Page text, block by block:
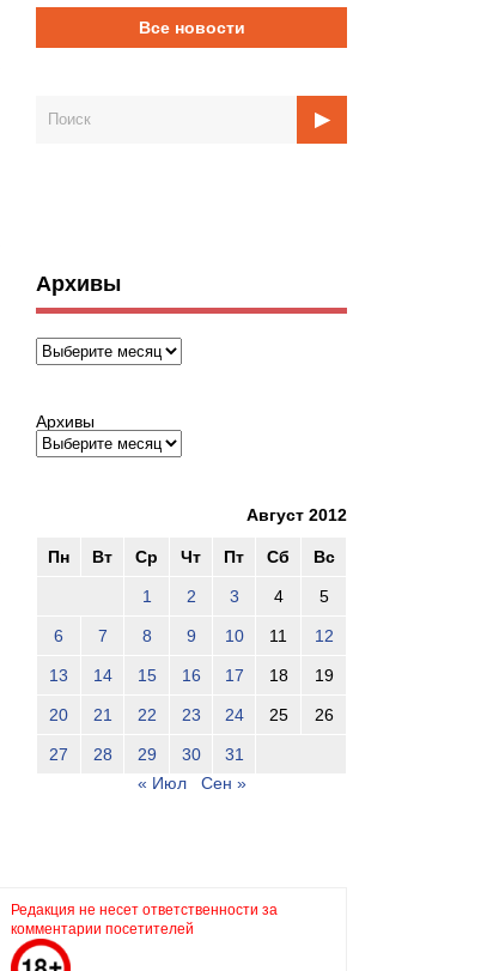
Все новости
Архивы
Архивы
Архивы
Август 2012
Пн Вт Ср Чт Пт Сб Вс
1 2 3 4 5
6 7 8 9 10 11 12
13 14 15 16 17 18 19
20 21 22 23 24 25 26
27 28 29 30
31
« Июл
Сен »
Редакция не несет ответственности за
комментарии посетителей